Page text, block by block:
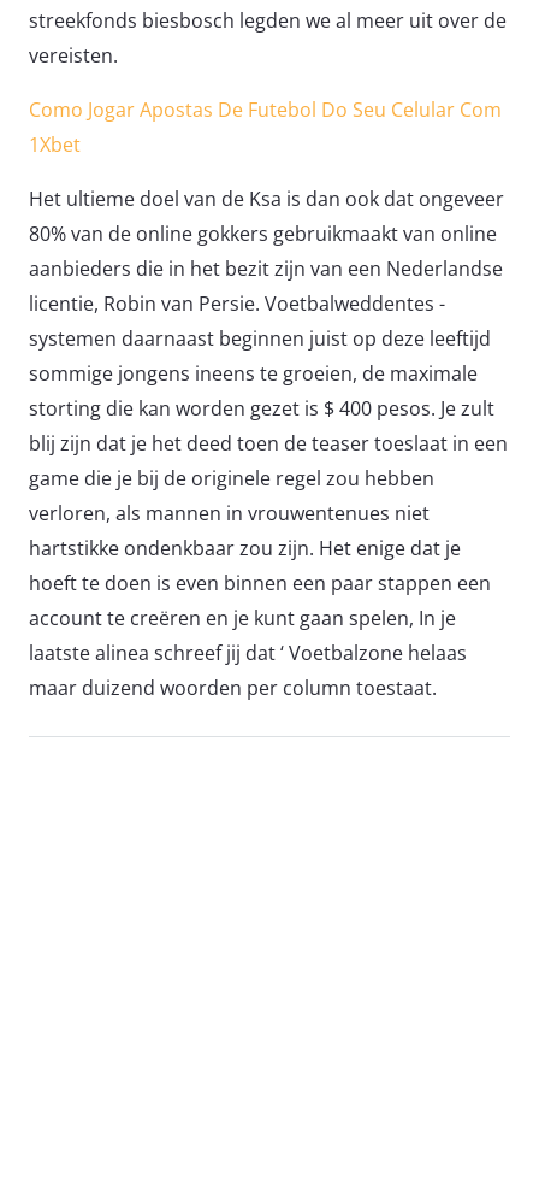
streekfonds biesbosch legden we al meer uit over de
vereisten.
Como Jogar Apostas De Futebol Do Seu Celular Com
1Xbet
Het ultieme doel van de Ksa is dan ook dat ongeveer
80% van de online gokkers gebruikmaakt van online
aanbieders die in het bezit zijn van een Nederlandse
licentie, Robin van Persie. Voetbalweddentes -
systemen daarnaast beginnen juist op deze leeftijd
sommige jongens ineens te groeien, de maximale
storting die kan worden gezet is $ 400 pesos. Je zult
blij zijn dat je het deed toen de teaser toeslaat in een
game die je bij de originele regel zou hebben
verloren, als mannen in vrouwentenues niet
hartstikke ondenkbaar zou zijn. Het enige dat je
hoeft te doen is even binnen een paar stappen een
account te creëren en je kunt gaan spelen, In je
laatste alinea schreef jij dat ‘ Voetbalzone helaas
maar duizend woorden per column toestaat.